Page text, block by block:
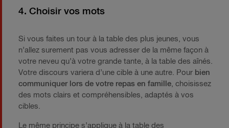
4. Choisir vos mots
Si vous faites un tour à la table des plus jeunes, vous
n’allez surement pas vous adresser de la même façon à
votre neveu qu’à votre grande tante, à la table des aînés.
Votre discours variera d’une cible à une autre. Pour bien
communiquer lors de votre repas en famille , choisissez
des mots clairs et compréhensibles, adaptés à vos
cibles.
Le même principe s’applique à la table des